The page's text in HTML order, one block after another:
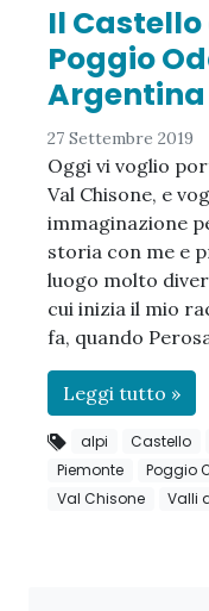
Il
Poggio
Argentina
27 Settembre 2019
Oggi vi voglio
Val Chisone, e
immaginazione
storia con me e
luogo molto
cui inizia il mio
fa, quando
Leggi tutto »
alpi Castello
Piemonte
Poggio
Val Chisone
Valli